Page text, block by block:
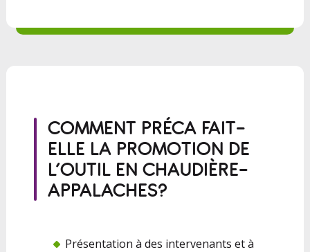
COMMENT PRÉCA FAIT-
ELLE LA PROMOTION DE
L’OUTIL EN CHAUDIÈRE-
APPALACHES?
Présentation à des intervenants et à